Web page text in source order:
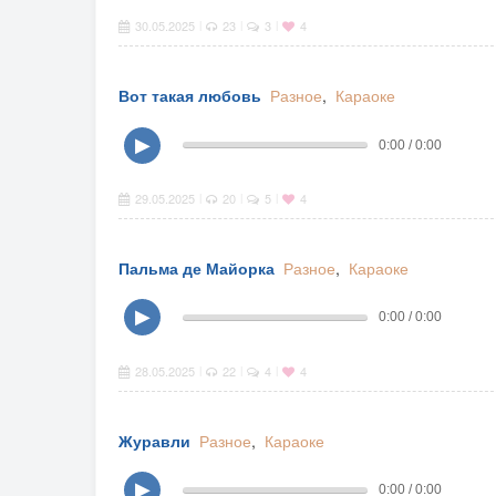
30.05.2025 23 3 4
Вот такая любовь Разное, Караоке
▶ 0:00 / 0:00
29.05.2025 20 5 4
Пальма де Майорка Разное, Караоке
▶ 0:00 / 0:00
28.05.2025 22 4 4
Журавли Разное, Караоке
▶ 0:00 / 0:00